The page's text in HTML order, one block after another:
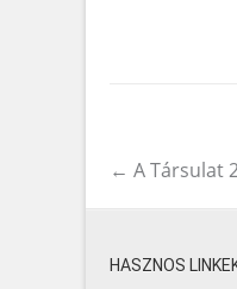
← A Társulat
HASZNOS